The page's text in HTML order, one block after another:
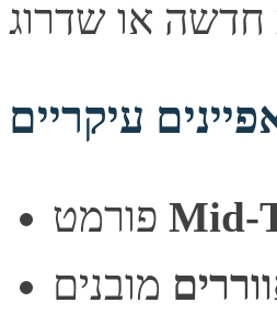
עיקריים
Mid-
מובנים